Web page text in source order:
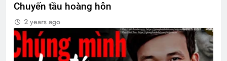
Chuyến tầu hoàng hôn
2 years ago